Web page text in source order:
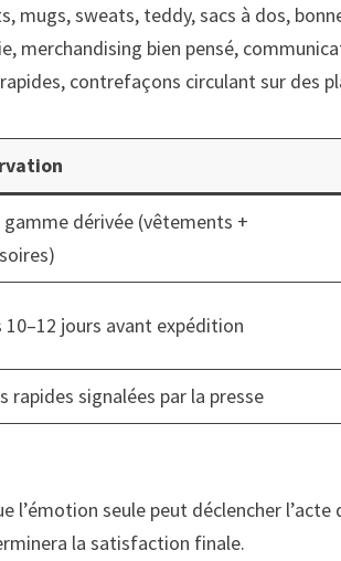
mugs, sweats, teddy, sacs à dos,
merchandising bien pensé,
contrefaçons circulant sur des
gamme dérivée (vêtements +
10–12 jours avant expédition
rapides signalées par la presse
l’émotion seule peut déclencher l’acte
la satisfaction finale.